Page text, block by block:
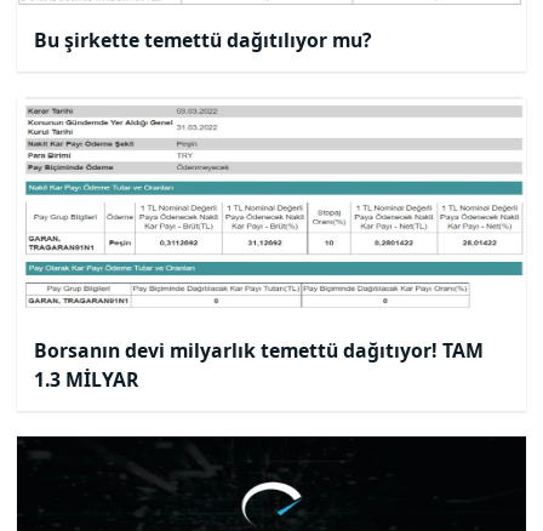
Bu şirkette temettü dağıtılıyor mu?
Borsanın devi milyarlık temettü dağıtıyor! TAM
1.3 MİLYAR